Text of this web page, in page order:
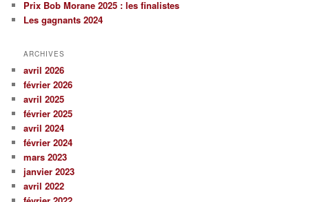
Prix Bob Morane 2025 : les finalistes
Les gagnants 2024
ARCHIVES
avril 2026
février 2026
avril 2025
février 2025
avril 2024
février 2024
mars 2023
janvier 2023
avril 2022